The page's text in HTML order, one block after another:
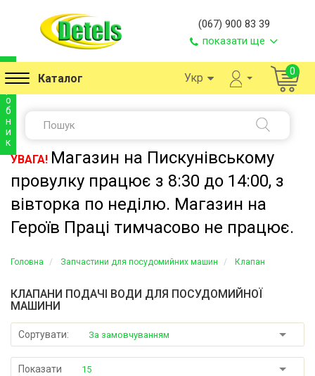
(067) 900 83 39
показати ще
Каталог Укр 0
УВАГА! Магазин на Пискунівському
провулку працює з 8:30 до 14:00, з
вівторка по неділю. Магазин на
Героїв Праці тимчасово не працює.
Головна Запчастини для посудомийних машин Клапан
КЛАПАНИ ПОДАЧІ ВОДИ ДЛЯ ПОСУДОМИЙНОЇ
МАШИНИ
Сортувати: За замовчуванням
Показати 15
и
о
б
н
и
к